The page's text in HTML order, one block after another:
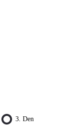
3. Den